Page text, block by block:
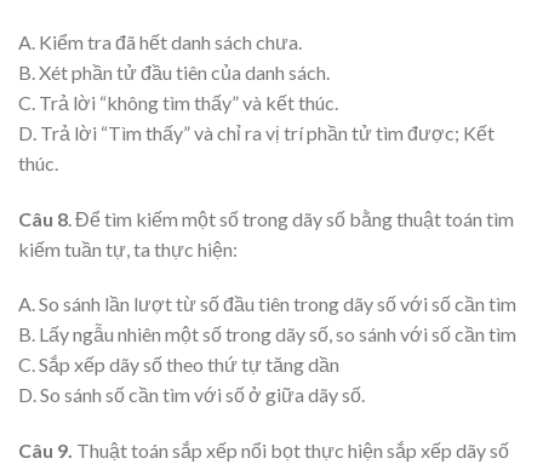
A. Kiểm tra đã hết danh sách chưa.
B. Xét phần tử đầu tiên của danh sách.
C. Trả lời “không tìm thấy” và kết thúc.
D. Trả lời “Tìm thấy” và chỉ ra vị trí phần tử tìm được; Kết
thúc.
Câu 8 . Để tìm kiếm một số trong dãy số bằng thuật toán tìm
kiếm tuần tự, ta thực hiện:
A. So sánh lần lượt từ số đầu tiên trong dãy số với số cần tìm
B. Lấy ngẫu nhiên một số trong dãy số, so sánh với số cần tìm
C. Sắp xếp dãy số theo thứ tự tăng dần
D. So sánh số cần tìm với số ở giữa dãy số.
Câu 9. Thuật toán sắp xếp nổi bọt thực hiện sắp xếp dãy số